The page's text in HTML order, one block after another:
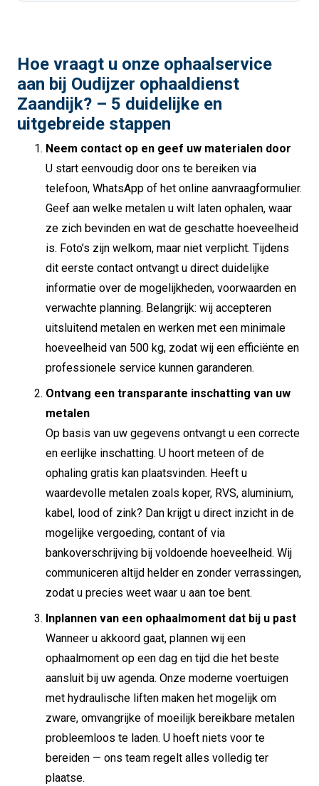
Hoe vraagt u onze ophaalservice
aan bij Oudijzer ophaaldienst
Zaandijk? – 5 duidelijke en
uitgebreide stappen
Neem contact op en geef uw materialen door
U start eenvoudig door ons te bereiken via
telefoon, WhatsApp of het online aanvraagformulier.
Geef aan welke metalen u wilt laten ophalen, waar
ze zich bevinden en wat de geschatte hoeveelheid
is. Foto’s zijn welkom, maar niet verplicht. Tijdens
dit eerste contact ontvangt u direct duidelijke
informatie over de mogelijkheden, voorwaarden en
verwachte planning. Belangrijk: wij accepteren
uitsluitend metalen en werken met een minimale
hoeveelheid van 500 kg, zodat wij een efficiënte en
professionele service kunnen garanderen.
Ontvang een transparante inschatting van uw
metalen
Op basis van uw gegevens ontvangt u een correcte
en eerlijke inschatting. U hoort meteen of de
ophaling gratis kan plaatsvinden. Heeft u
waardevolle metalen zoals koper, RVS, aluminium,
kabel, lood of zink? Dan krijgt u direct inzicht in de
mogelijke vergoeding, contant of via
bankoverschrijving bij voldoende hoeveelheid. Wij
communiceren altijd helder en zonder verrassingen,
zodat u precies weet waar u aan toe bent.
Inplannen van een ophaalmoment dat bij u past
Wanneer u akkoord gaat, plannen wij een
ophaalmoment op een dag en tijd die het beste
aansluit bij uw agenda. Onze moderne voertuigen
met hydraulische liften maken het mogelijk om
zware, omvangrijke of moeilijk bereikbare metalen
probleemloos te laden. U hoeft niets voor te
bereiden — ons team regelt alles volledig ter
plaatse.